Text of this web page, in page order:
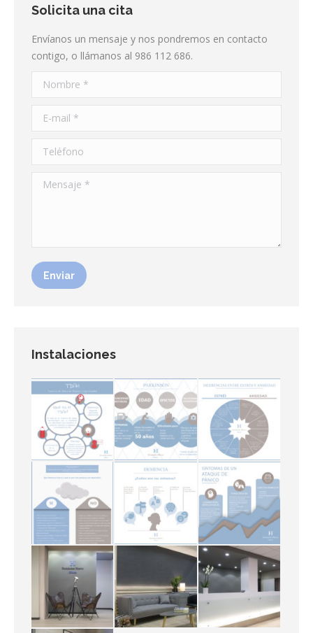
Solicita una cita
Envíanos un mensaje y nos pondremos en contacto
contigo, o llámanos al 986 112 686.
Nombre *
E-mail *
Teléfono
Mensaje *
Enviar
Instalaciones